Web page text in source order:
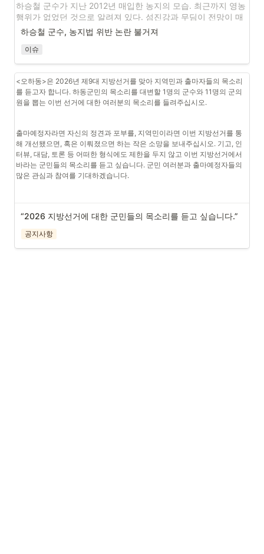
각각 가로·세로·높이 1450×2300×1000mm (깊이 650mm, 두께
230~300mm), 1700×3700×1000mm (깊이 700mm, 두께
230~300mm), 원형의 석조물은 R1500×850mm (두께 200mm, 깊이
하승철 군수가 지난 2012년 매입한 농지의 모습. 최근까지 영농
행위가 없었던 것으로 알려져 있다. 섬진강과 무딤이 전망이 매
우 좋은 곳으로 최근 진입로 확장 공사가 이루어졌다.
하승철 군수, 농지법 위반 논란 불거져
이슈
<오하동>은 2026년 제9대 지방선거를 맞아 지역민과 출마자들의 목소리
를 듣고자 합니다. 하동군민의 목소리를 대변할 1명의 군수와 11명의 군의
원을 뽑는 이번 선거에 대한 여러분의 목소리를 들려주십시오.
출마예정자라면 자신의 정견과 포부를, 지역민이라면 이번 지방선거를 통
해 개선됐으면, 혹은 이뤄졌으면 하는 작은 소망을 보내주십시오. 기고, 인
터뷰, 대담, 토론 등 어떠한 형식에도 제한을 두지 않고 이번 지방선거에서
바라는 군민들의 목소리를 듣고 싶습니다. 군민 여러분과 출마예정자들의
많은 관심과 참여를 기대하겠습니다.
“2026 지방선거에 대한 군민들의 목소리를 듣고 싶습니다.”
공지사항